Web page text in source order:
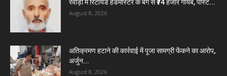
रेवाड़ी में रिटायर्ड हेडमास्टर के बैग से ₹74 हजार गायब, पोस्ट...
August 8, 2026
अतिक्रमण हटाने की कार्रवाई में पूजा सामग्री फेंकने का आरोप,
अर्जुन...
August 8, 2026